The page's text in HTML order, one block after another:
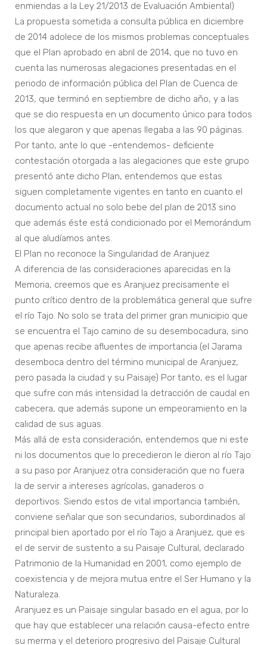
enmiendas a la Ley 21/2013 de Evaluación Ambiental)
La propuesta sometida a consulta pública en diciembre
de 2014 adolece de los mismos problemas conceptuales
que el Plan aprobado en abril de 2014, que no tuvo en
cuenta las numerosas alegaciones presentadas en el
periodo de información pública del Plan de Cuenca de
2013, que terminó en septiembre de dicho año, y a las
que se dio respuesta en un documento único para todos
los que alegaron y que apenas llegaba a las 90 páginas.
Por tanto, ante lo que -entendemos- deficiente
contestación otorgada a las alegaciones que este grupo
presentó ante dicho Plan, entendemos que estas
siguen completamente vigentes en tanto en cuanto el
documento actual no solo bebe del plan de 2013 sino
que además éste está condicionado por el Memorándum
al que aludíamos antes.
El Plan no reconoce la Singularidad de Aranjuez
A diferencia de las consideraciones aparecidas en la
Memoria, creemos que es Aranjuez precisamente el
punto crítico dentro de la problemática general que sufre
el río Tajo. No solo se trata del primer gran municipio que
se encuentra el Tajo camino de su desembocadura, sino
que apenas recibe afluentes de importancia (el Jarama
desemboca dentro del término municipal de Aranjuez,
pero pasada la ciudad y su Paisaje) Por tanto, es el lugar
que sufre con más intensidad la detracción de caudal en
cabecera, que además supone un empeoramiento en la
calidad de sus aguas.
Más allá de esta consideración, entendemos que ni este
ni los documentos que lo precedieron le dieron al río Tajo
a su paso por Aranjuez otra consideración que no fuera
la de servir a intereses agrícolas, ganaderos o
deportivos. Siendo estos de vital importancia también,
conviene señalar que son secundarios, subordinados al
principal bien aportado por el río Tajo a Aranjuez, que es
el de servir de sustento a su Paisaje Cultural, declarado
Patrimonio de la Humanidad en 2001, como ejemplo de
coexistencia y de mejora mutua entre el Ser Humano y la
Naturaleza.
Aranjuez es un Paisaje singular basado en el agua, por lo
que hay que establecer una relación causa-efecto entre
su merma y el deterioro progresivo del Paisaje Cultural